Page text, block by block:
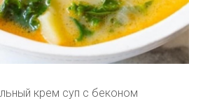
крем суп с беконом